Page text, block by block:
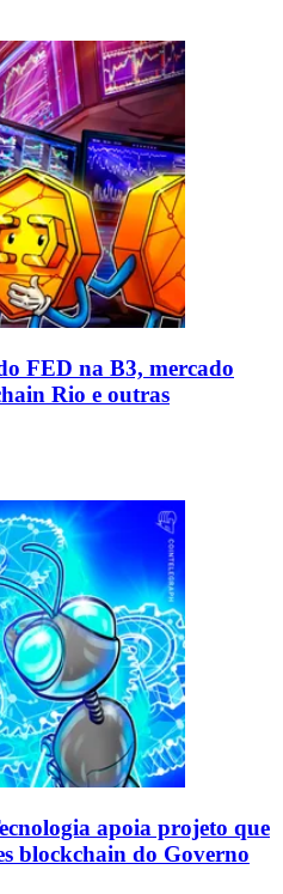
FED na B3, mercado
Rio e outras
apoia projeto que
blockchain do Governo